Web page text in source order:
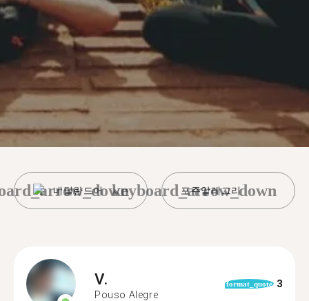
네덜란드어 포주알레그리
keyboard_arrow_down
V.
Pouso Alegre
format_quote 3